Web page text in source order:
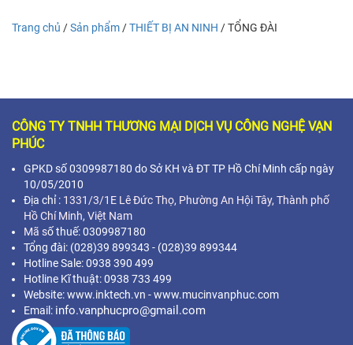
Trang chủ /Sản phẩm /THIẾT BỊ AN NINH / TỔNG ĐÀI
CÔNG TY TNHH THƯƠNG MẠI DỊCH VỤ CÔNG NGHỆ VẠN
PHÚC
GPKD số 0309987180 do Sở KH và ĐT TP Hồ Chí Minh cấp ngày
10/05/2010
Địa chỉ : 1331/3/1E Lê Đức Thọ, Phường An Hội Tây, Thành phố
Hồ Chí Minh, Việt Nam
Mã số thuế: 0309987180
Tổng đài: (028)39 899343 - (028)39 899344
Hotline Sale: 0938 390 499
Hotline Kĩ thuật: 0938 733 499
Website: www.inktech.vn - www.mucinvanphuc.com
Email: info.vanphucpro@gmail.com